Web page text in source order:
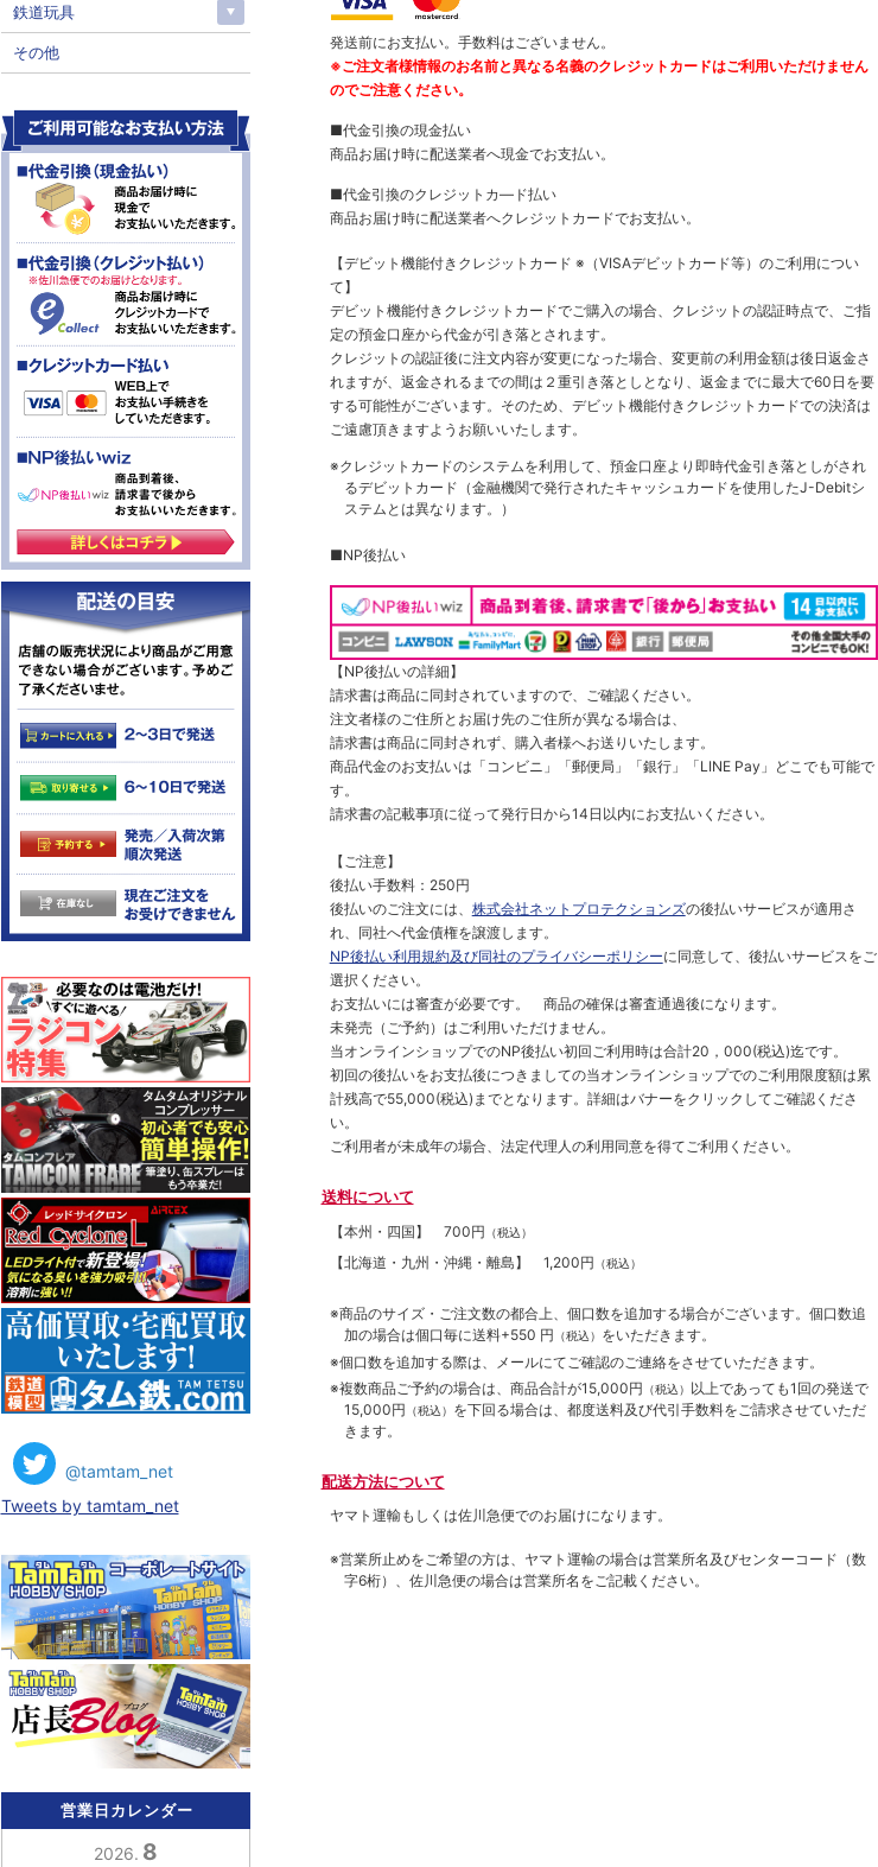
発送前にお支払い。手数料はございません。
※ご注文者様情報のお名前と異なる名義のクレジットカードはご利用いただけません
のでご注意ください。
■代金引換の現金払い
商品お届け時に配送業者へ現金でお支払い。
■代金引換のクレジットカ―ド払い
商品お届け時に配送業者へクレジットカードでお支払い。
【デビット機能付きクレジットカード ※（VISAデビットカード等） のご利用につい
て】
デビット機能付きクレジットカードでご購入の場合、クレジットの認証時点で、ご指
定の預金口座から代金が引き落とされます。
クレジットの認証後に注文内容が変更になった場合、変更前の利用金額は後日返金さ
れますが、返金されるまでの間は２重引き落としとなり、返金までに最大で60日を要
する可能性がございます。そのため、デビット機能付きクレジットカードでの決済は
ご遠慮頂きますようお願いいたします。
※クレジットカードのシステムを利用して、預金口座より即時代金引き落としがされ
るデビットカード（金融機関で発行されたキャッシュカードを使用したJ-Debitシ
ステムとは異なります。）
■NP後払い
【NP後払いの詳細】
請求書は商品に同封されていますので、ご確認ください。
注文者様のご住所とお届け先のご住所が異なる場合は、
請求書は商品に同封されず、購入者様へお送りいたします。
商品代金のお支払いは「コンビニ」「郵便局」「銀行」「LINE Pay」どこでも可能で
す。
請求書の記載事項に従って発行日から14日以内にお支払いください。
【ご注意】
後払い手数料：250円
後払いのご注文には、 株式会社ネットプロテクションズの後払いサービスが適用さ
れ、同社へ代金債権を譲渡します。
NP後払い利用規約及び同社のプライバシーポリシーに同意して、後払いサービスをご
選択ください。
お支払いには審査が必要です。 商品の確保は審査通過後になります。
未発売（ご予約）はご利用いただけません。
当オンラインショップでのNP後払い初回ご利用時は合計20，000(税込)迄です。
初回の後払いをお支払後につきましての当オンラインショップでのご利用限度額は累
計残高で55,000(税込)までとなります。詳細はバナーをクリックしてご確認くださ
い。
ご利用者が未成年の場合、法定代理人の利用同意を得てご利用ください。
送料について
【本州・四国】 700円 （税込）
【北海道・九州・沖縄・離島】 1,200円 （税込）
※商品のサイズ・ご注文数の都合上、個口数を追加する場合がございます。個口数追
加の場合は個口毎に送料+550 円 （税込） をいただきます。
※個口数を追加する際は、メールにてご確認のご連絡をさせていただきます。
※複数商品ご予約の場合は、商品合計が15,000円 （税込） 以上であっても1回の発送で
15,000円 （税込） を下回る場合は、都度送料及び代引手数料をご請求させていただ
きます。
配送方法について
ヤマト運輸もしくは佐川急便でのお届けになります。
※営業所止めをご希望の方は、ヤマト運輸の場合は営業所名及びセンターコード（数
字6桁）、佐川急便の場合は営業所名をご記載ください。
鉄道玩具
その他
@tamtam_net
Tweets by tamtam_net
営業日カレンダー
2026. 8